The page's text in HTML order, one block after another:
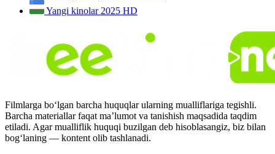
Yangi kinolar 2025 HD
Filmlarga bo‘lgan barcha huquqlar ularning mualliflariga tegishli.
Barcha materiallar faqat ma’lumot va tanishish maqsadida taqdim
etiladi. Agar mualliflik huquqi buzilgan deb hisoblasangiz, biz bilan
bog‘laning — kontent olib tashlanadi.